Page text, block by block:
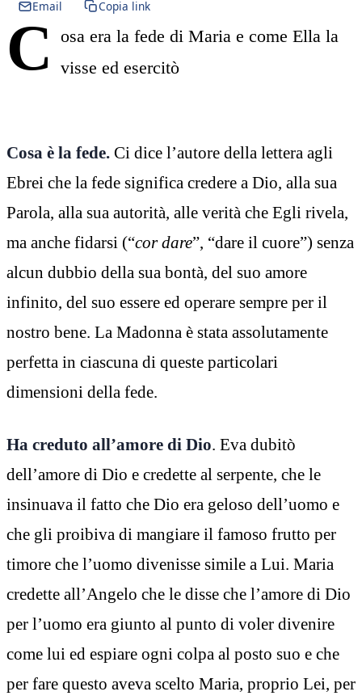
Email
Copia link
C
osa era la fede di Maria e come Ella la
visse ed esercitò
Cosa è la fede. Ci dice l’autore della lettera agli
Ebrei che la fede significa credere a Dio, alla sua
Parola, alla sua autorità, alle verità che Egli rivela,
ma anche fidarsi (“cor dare”, “dare il cuore”) senza
alcun dubbio della sua bontà, del suo amore
infinito, del suo essere ed operare sempre per il
nostro bene. La Madonna è stata assolutamente
perfetta in ciascuna di queste particolari
dimensioni della fede.
Ha creduto all’amore di Dio. Eva dubitò
dell’amore di Dio e credette al serpente, che le
insinuava il fatto che Dio era geloso dell’uomo e
che gli proibiva di mangiare il famoso frutto per
timore che l’uomo divenisse simile a Lui. Maria
credette all’Angelo che le disse che l’amore di Dio
per l’uomo era giunto al punto di voler divenire
come lui ed espiare ogni colpa al posto suo e che
per fare questo aveva scelto Maria, proprio Lei, per